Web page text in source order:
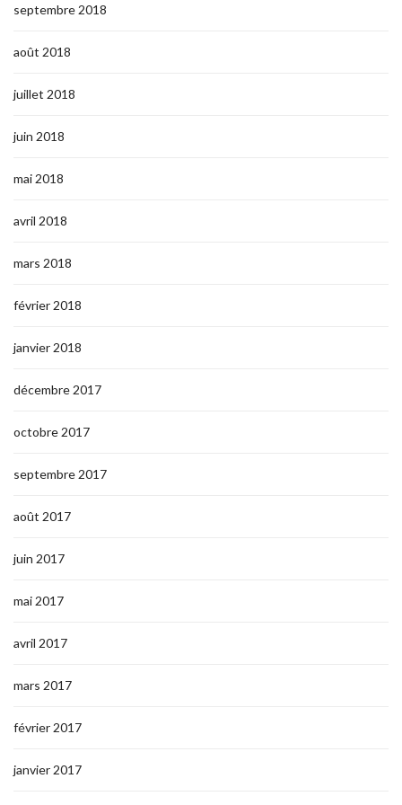
septembre 2018
août 2018
juillet 2018
juin 2018
mai 2018
avril 2018
mars 2018
février 2018
janvier 2018
décembre 2017
octobre 2017
septembre 2017
août 2017
juin 2017
mai 2017
avril 2017
mars 2017
février 2017
janvier 2017